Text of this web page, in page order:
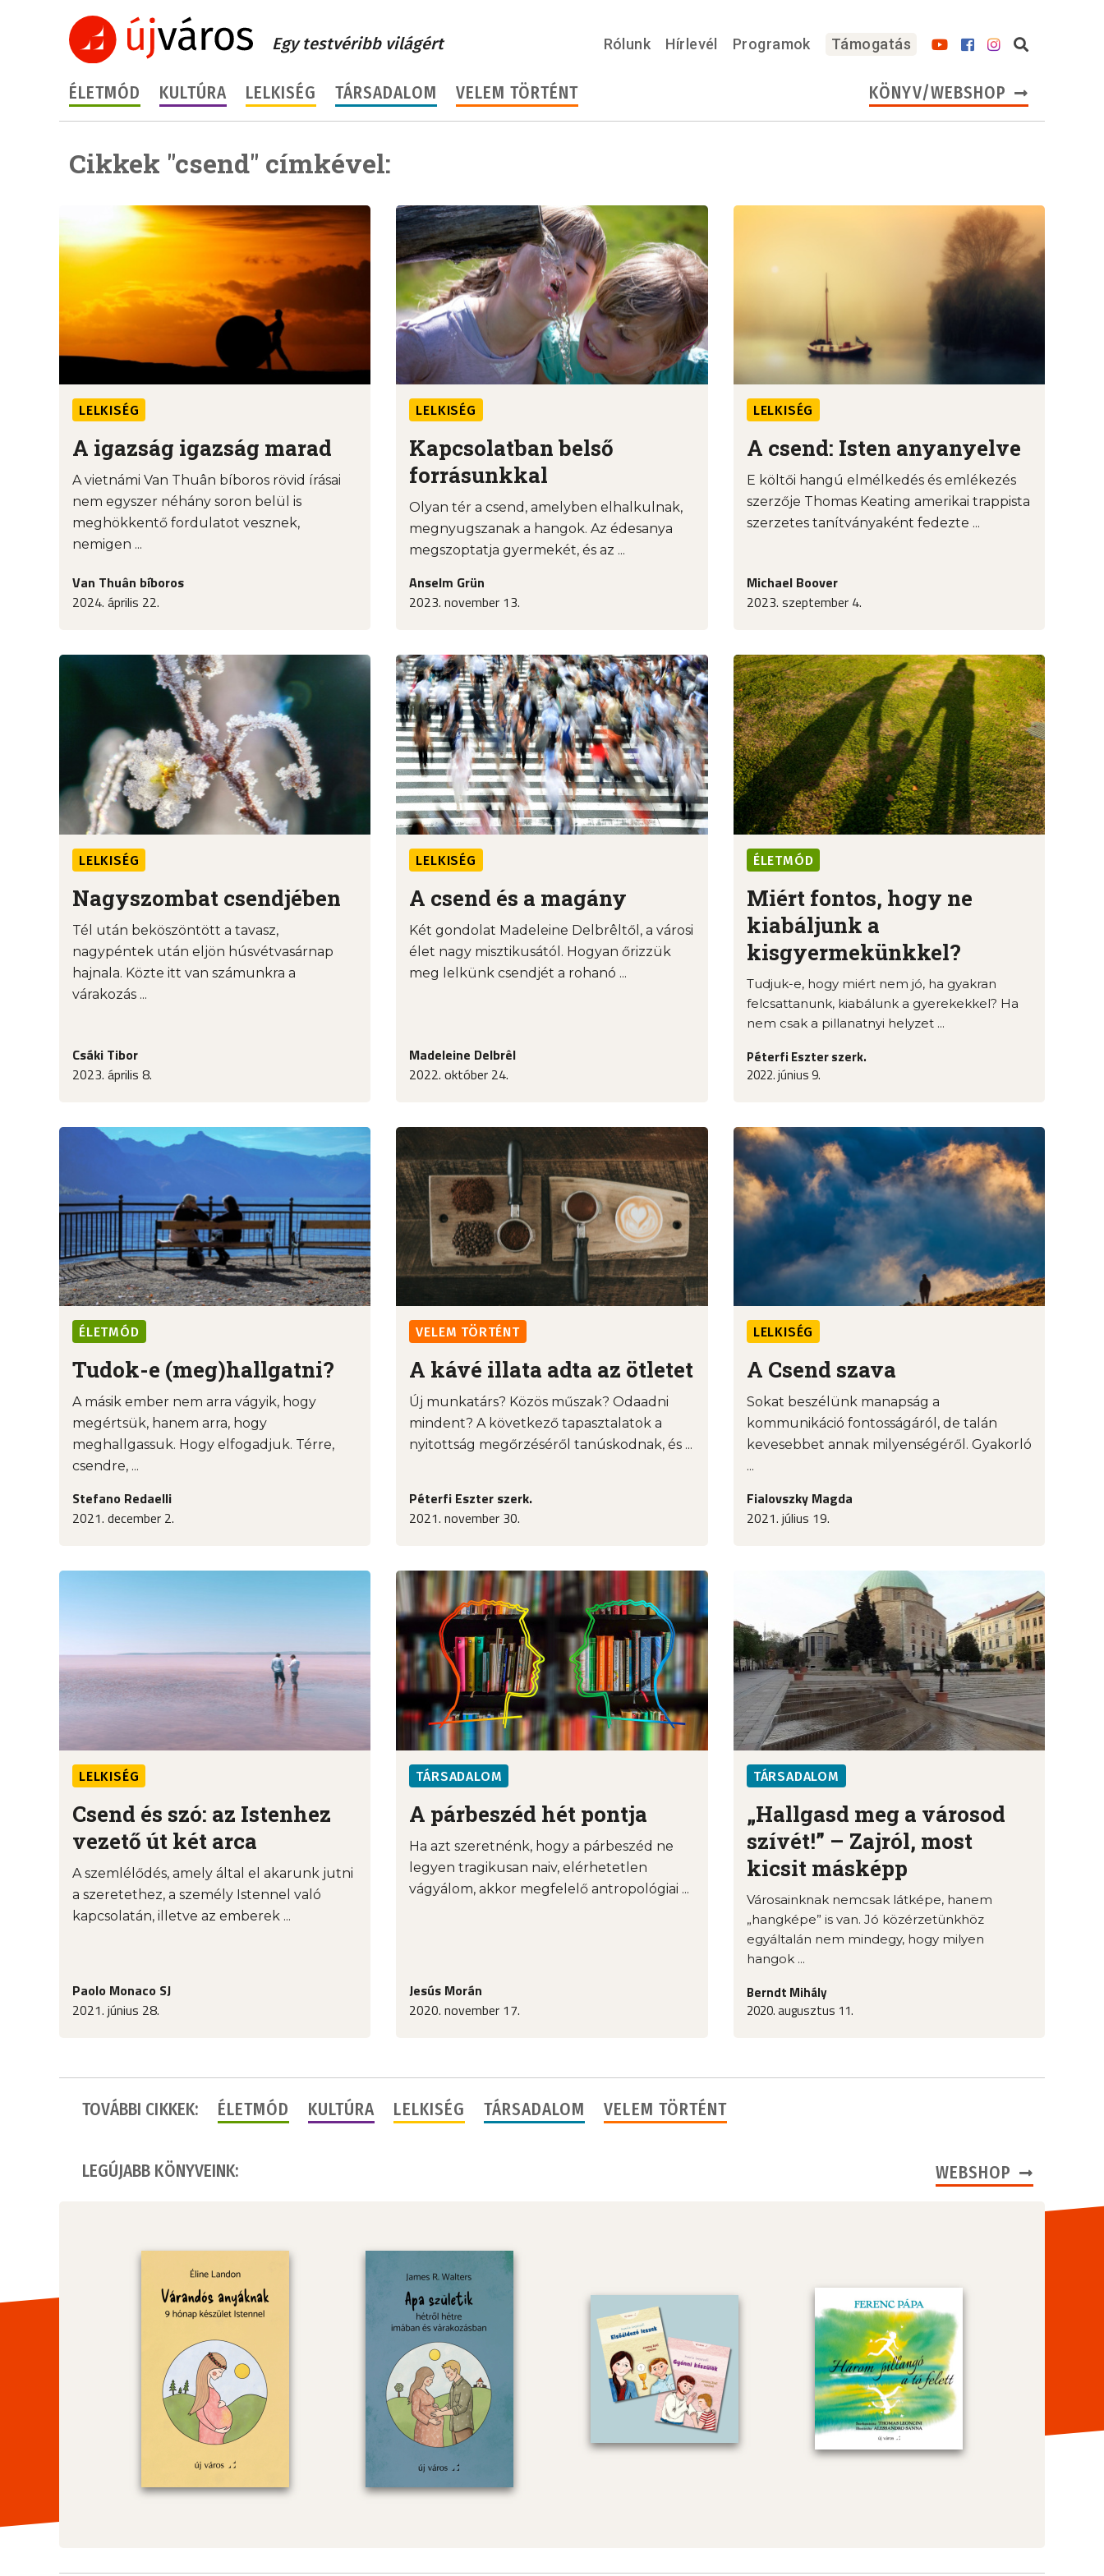
Egy testvéribb világért Rólunk Hírlevél Programok Támogatás
ÉLETMÓD KULTÚRA LELKISÉG TÁRSADALOM VELEM TÖRTÉNT KÖNYV/WEBSHOP
Cikkek "csend" címkével:
LELKISÉG
A igazság igazság marad
A vietnámi Van Thuân bíboros rövid írásai
nem egyszer néhány soron belül is
meghökkentő fordulatot vesznek,
nemigen ...
Van Thuân bíboros
2024. április 22.
LELKISÉG
Kapcsolatban belső
forrásunkkal
Olyan tér a csend, amelyben elhalkulnak,
megnyugszanak a hangok. Az édesanya
megszoptatja gyermekét, és az ...
Anselm Grün
2023. november 13.
LELKISÉG
A csend: Isten anyanyelve
E költői hangú elmélkedés és emlékezés
szerzője Thomas Keating amerikai trappista
szerzetes tanítványaként fedezte ...
Michael Boover
2023. szeptember 4.
LELKISÉG
Nagyszombat csendjében
Tél után beköszöntött a tavasz,
nagypéntek után eljön húsvétvasárnap
hajnala. Közte itt van számunkra a
várakozás ...
Csáki Tibor
2023. április 8.
LELKISÉG
A csend és a magány
Két gondolat Madeleine Delbrêltől, a városi
élet nagy misztikusától. Hogyan őrizzük
meg lelkünk csendjét a rohanó ...
Madeleine Delbrêl
2022. október 24.
ÉLETMÓD
Miért fontos, hogy ne
kiabáljunk a
kisgyermekünkkel?
Tudjuk-e, hogy miért nem jó, ha gyakran
felcsattanunk, kiabálunk a gyerekekkel? Ha
nem csak a pillanatnyi helyzet ...
Péterfi Eszter szerk.
2022. június 9.
ÉLETMÓD
Tudok-e (meg)hallgatni?
A másik ember nem arra vágyik, hogy
megértsük, hanem arra, hogy
meghallgassuk. Hogy elfogadjuk. Térre,
csendre, ...
Stefano Redaelli
2021. december 2.
VELEM TÖRTÉNT
A kávé illata adta az ötletet
Új munkatárs? Közös műszak? Odaadni
mindent? A következő tapasztalatok a
nyitottság megőrzéséről tanúskodnak, és ...
Péterfi Eszter szerk.
2021. november 30.
LELKISÉG
A Csend szava
Sokat beszélünk manapság a
kommunikáció fontosságáról, de talán
kevesebbet annak milyenségéről. Gyakorló
...
Fialovszky Magda
2021. július 19.
LELKISÉG
Csend és szó: az Istenhez
vezető út két arca
A szemlélődés, amely által el akarunk jutni
a szeretethez, a személy Istennel való
kapcsolatán, illetve az emberek ...
Paolo Monaco SJ
2021. június 28.
TÁRSADALOM
A párbeszéd hét pontja
Ha azt szeretnénk, hogy a párbeszéd ne
legyen tragikusan naiv, elérhetetlen
vágyálom, akkor megfelelő antropológiai ...
Jesús Morán
2020. november 17.
TÁRSADALOM
„Hallgasd meg a városod
szívét!” – Zajról, most
kicsit másképp
Városainknak nemcsak látképe, hanem
„hangképe” is van. Jó közérzetünkhöz
egyáltalán nem mindegy, hogy milyen
hangok ...
Berndt Mihály
2020. augusztus 11.
TOVÁBBI CIKKEK: ÉLETMÓD KULTÚRA LELKISÉG TÁRSADALOM VELEM TÖRTÉNT
LEGÚJABB KÖNYVEINK: WEBSHOP